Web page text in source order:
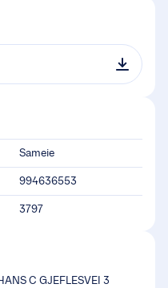
Sameie
994636553
3797
C GJEFLESVEI 3